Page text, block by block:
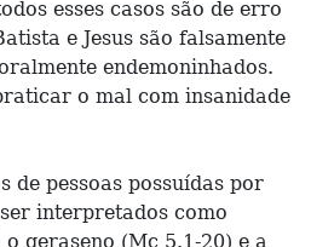
esses casos são de erro
e Jesus são falsamente
endemoninhados.
o mal com insanidade
de pessoas possuídas por
interpretados como
geraseno (Mc 5.1-20) e a